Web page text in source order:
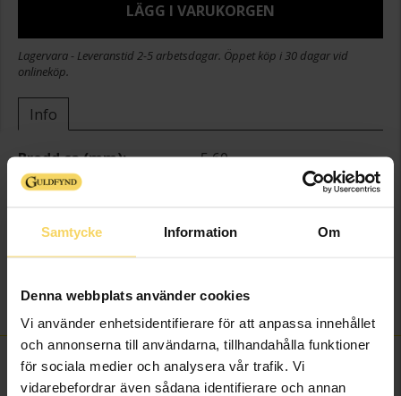
Samtycke Information Om
Denna webbplats använder cookies
Vi använder enhetsidentifierare för att anpassa innehållet
och annonserna till användarna, tillhandahålla funktioner
för sociala medier och analysera vår trafik. Vi
vidarebefordrar även sådana identifierare och annan
LÄGG I VARUKORGEN
Lagervara - Leveranstid 2-5 arbetsdagar. Öppet köp i 30 dagar vid
onlineköp.
Info
Bredd ca (mm)
5,60
Längd ca (cm)
Material
Guld
Ädelmetall
Vikt ca (gram)
0,50
FINNS OCKSÅ SOM